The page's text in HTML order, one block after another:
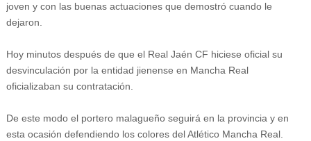
joven y con las buenas actuaciones que demostró cuando le
dejaron.
Hoy minutos después de que el Real Jaén CF hiciese oficial su
desvinculación por la entidad jienense en Mancha Real
oficializaban su contratación.
De este modo el portero malagueño seguirá en la provincia y en
esta ocasión defendiendo los colores del Atlético Mancha Real.